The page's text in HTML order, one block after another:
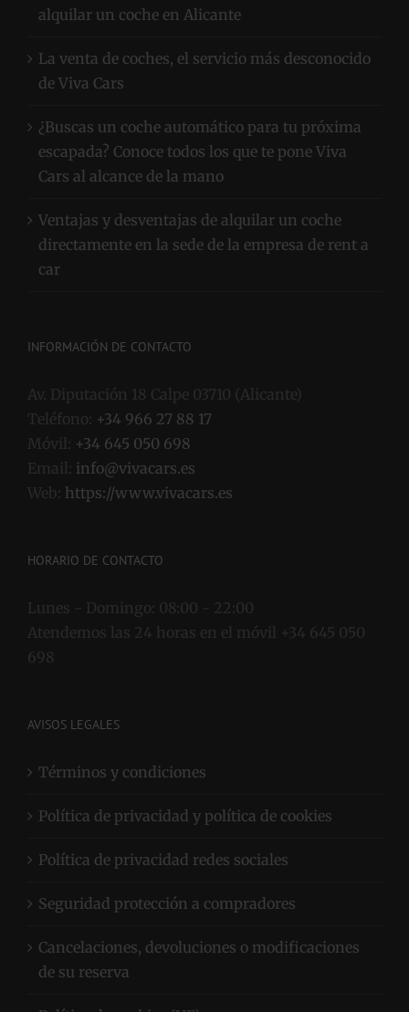
alquilar un coche en Alicante
La venta de coches, el servicio más desconocido
de Viva Cars
¿Buscas un coche automático para tu próxima
escapada? Conoce todos los que te pone Viva
Cars al alcance de la mano
Ventajas y desventajas de alquilar un coche
directamente en la sede de la empresa de rent a
car
INFORMACIÓN DE CONTACTO
Av. Diputación 18 Calpe 03710 (Alicante)
Teléfono: +34 966 27 88 17
Móvil: +34 645 050 698
Email: info@vivacars.es
Web: https://www.vivacars.es
HORARIO DE CONTACTO
Lunes - Domingo: 08:00 - 22:00
Atendemos las 24 horas en el móvil +34 645 050
698
AVISOS LEGALES
Términos y condiciones
Política de privacidad y política de cookies
Política de privacidad redes sociales
Seguridad protección a compradores
Cancelaciones, devoluciones o modificaciones
de su reserva